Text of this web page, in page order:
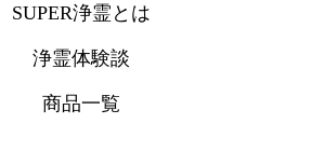
SUPER浄霊とは
浄霊体験談
商品一覧